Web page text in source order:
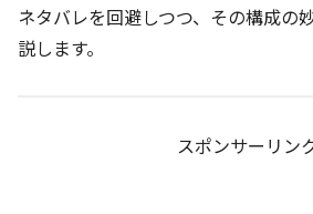
ネタバレを回避しつつ、その構成の
説します。
スポンサーリン